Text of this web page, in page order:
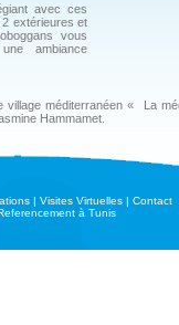
avec ces
extérieures et
vous
ambiance
village méditerranéen « La
Hammamet.
| Visites Virtuelles | Contact
à Tunis